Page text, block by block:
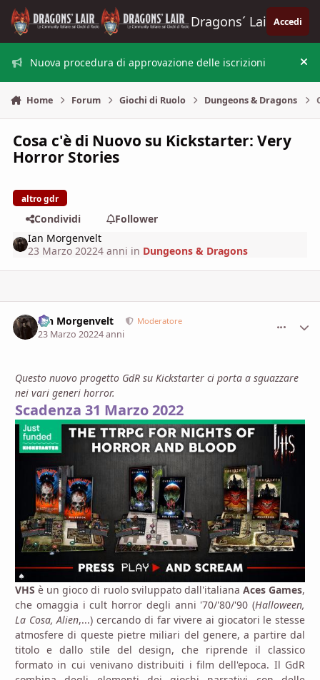
Vai al contenuto
Dragons´ Lair Accedi
Nuova procedura di approvazione delle iscrizioni
Home Forum Giochi di Ruolo Dungeons & Dragons
Cosa c'è di Nuovo su Kickstarter: Very
Horror Stories
altro gdr
Condividi
Follower
Ian Morgenvelt
23 Marzo 20224 anni in Dungeons & Dragons
Ian Morgenvelt Moderatore
23 Marzo 20224 anni
Questo nuovo progetto GdR su Kickstarter ci porta a sguazzare
nei vari generi horror.
Scadenza 31 Marzo 2022
VHSè un gioco di ruolo sviluppato dall'italiana Aces Games,
che omaggia i cult horror degli anni '70/'80/'90 (Halloween,
La Cosa, Alien,...) cercando di far vivere ai giocatori le stesse
atmosfere di queste pietre miliari del genere, a partire dal
titolo e dallo stile del design, che riprende il classico
formato in cui venivano distribuiti i film dell'epoca. Il GdR